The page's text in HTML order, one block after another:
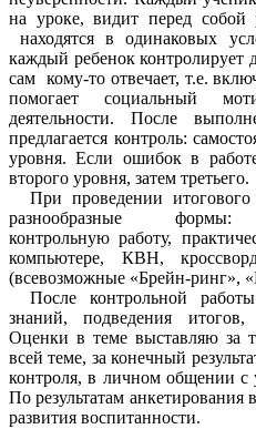
на уроке, видит перед
находятся в одинаковых
каждый ребенок контролирует
сам кому-то отвечает, т.е.
помогает социальный
деятельности. После
предлагается контроль:
уровня. Если ошибок в
второго уровня, затем третьего.
При проведении
разнообразные формы:
контрольную работу,
компьютере, КВН,
(всевозможные «Брейн-ринг»,
После контрольной
знаний, подведения
Оценки в теме выставляю за
всей теме, за конечный
контроля, в личном общении с
По результатам
развития воспитанности.